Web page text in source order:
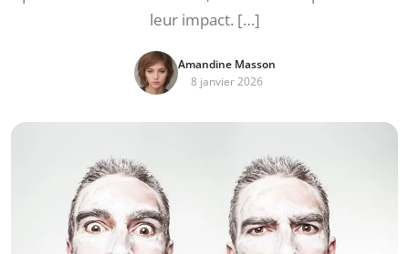
leur impact. […]
Amandine Masson
8 janvier 2026